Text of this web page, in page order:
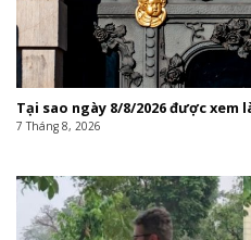
Tại sao ngày 8/8/2026 được xem
7 Tháng 8, 2026